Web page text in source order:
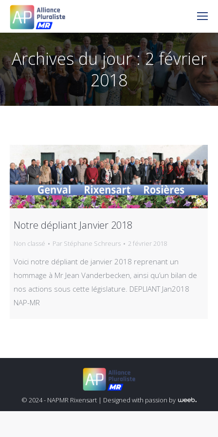
Archives du jour :2 février
2018
Notre dépliant Janvier 2018
Non classé Par Stéphane Schreurs 2 février 2018
Voici notre dépliant de janvier 2018 reprenant un
hommage à Mr Jean Vanderbecken, ainsi qu’un bilan de
nos actions sous cette législature. DEPLIANT Jan2018
NAP-MR
© 2024 - NAPMR Rixensart | Designed with passion by